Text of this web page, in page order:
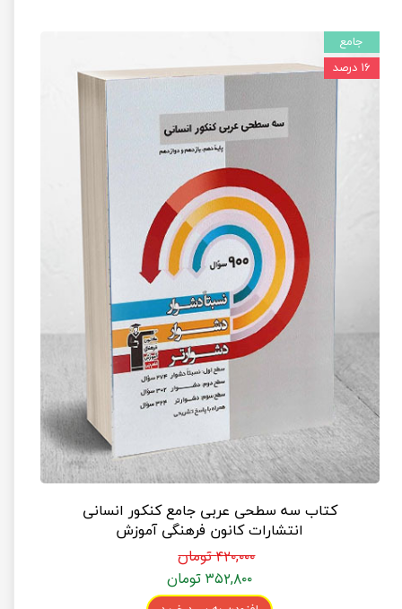
کتاب سه سطحی عربی جامع کنکور انسانی
انتشارات کانون فرهنگی آموزش
۴۲۰,۰۰۰ تومان
۳۵۲,۸۰۰ تومان
جامع
۱۶ درصد